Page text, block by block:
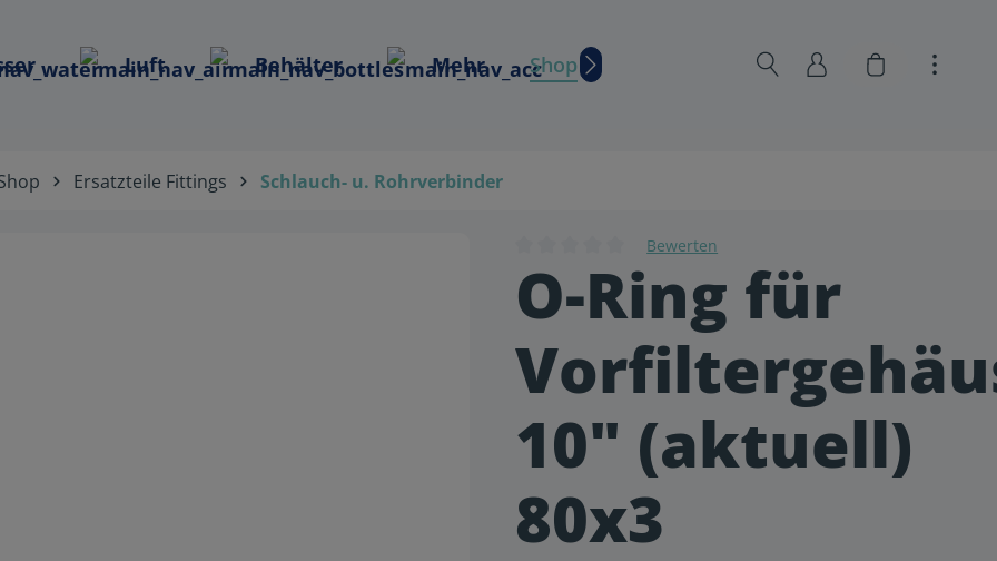
Luft Behälter Mehr Shop Warenkorb
Ersatzteile Fittings Schlauch- u. Rohrverbinder
Durchschnittliche Bewertung von 0 von 5 Sternen
Bewerten
O-Ring für
10" (aktuell)
80x3